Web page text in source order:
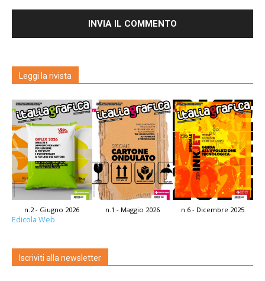
Leggi la rivista
n.2 - Giugno 2026 n.1 - Maggio 2026 n.6 - Dicembre 2025
Edicola Web
Iscriviti alla newsletter